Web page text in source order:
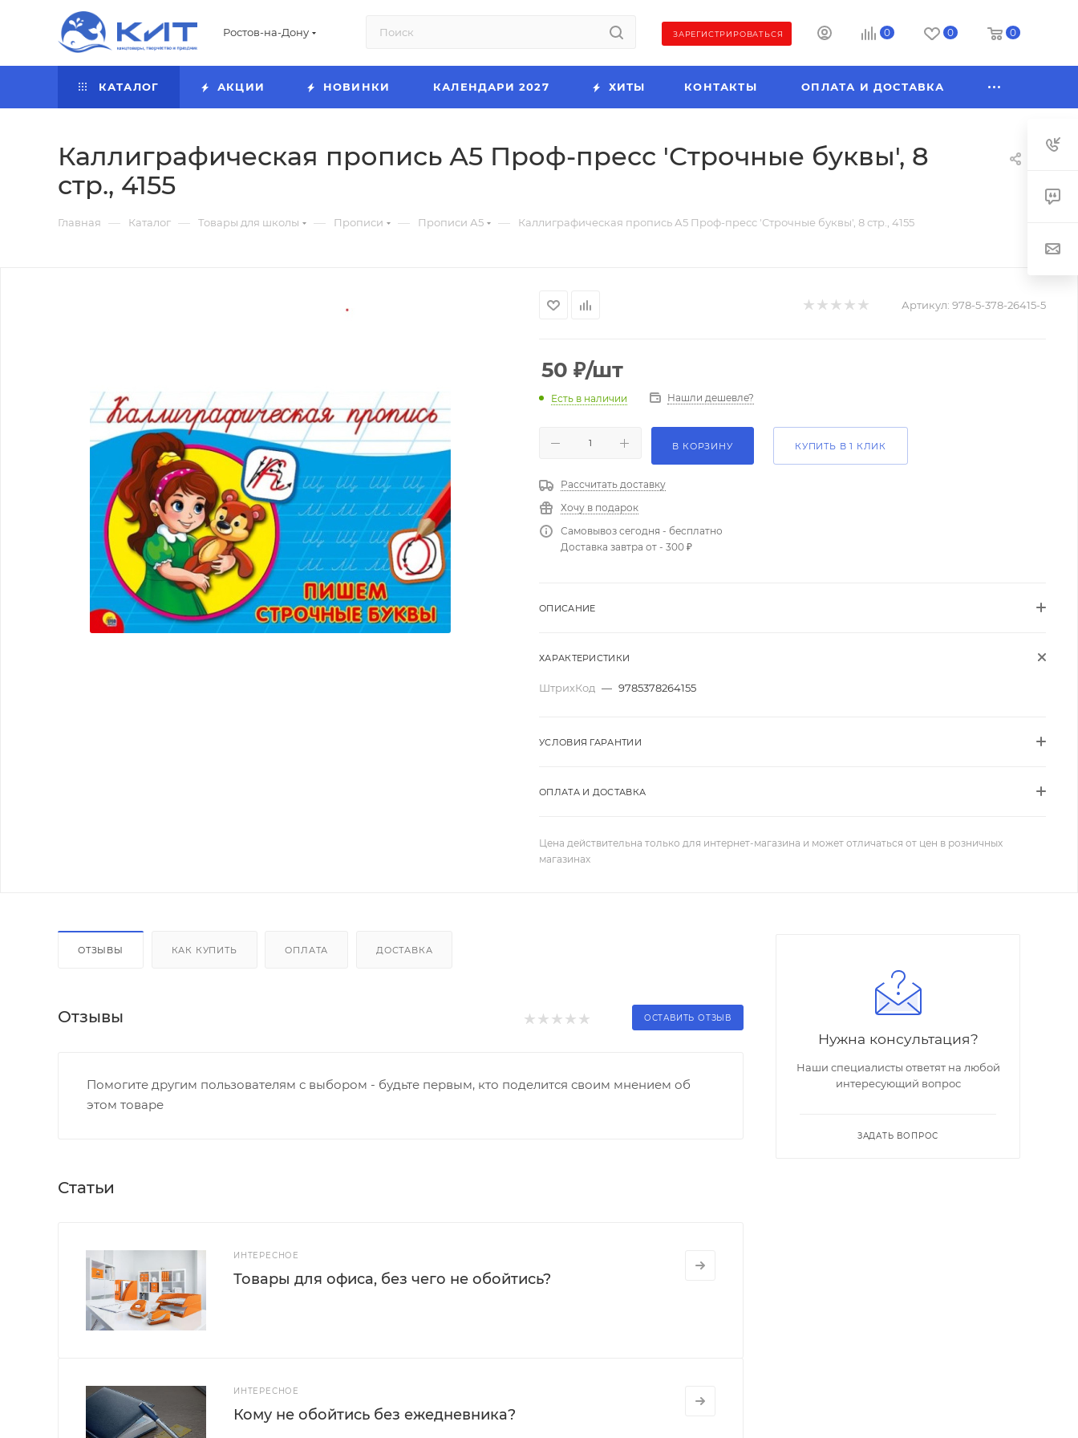
Ростов-на-Дону ЗАРЕГИСТРИРОВАТЬСЯ 0 0 0
КАТАЛОГ АКЦИИ НОВИНКИ КАЛЕНДАРИ 2027 ХИТЫ КОНТАКТЫ ОПЛАТА И ДОСТАВКА
Каллиграфическая пропись А5 Проф-пресс 'Строчные буквы', 8
стр., 4155
Главная — Каталог — Товары для школы — Прописи — Прописи А5 — Каллиграфическая пропись А5 Проф-пресс 'Строчные буквы', 8 стр., 4155
Артикул: 978-5-378-26415-5
50 ₽/шт
Есть в наличии Нашли дешевле?
В КОРЗИНУ КУПИТЬ В 1 КЛИК
Рассчитать доставку
Хочу в подарок
Самовывоз сегодня - бесплатно
Доставка завтра от - 300 ₽
ОПИСАНИЕ
ХАРАКТЕРИСТИКИ
ШтрихКод — 9785378264155
УСЛОВИЯ ГАРАНТИИ
ОПЛАТА И ДОСТАВКА
Цена действительна только для интернет-магазина и может отличаться от цен в розничных
магазинах
ОТЗЫВЫ КАК КУПИТЬ ОПЛАТА ДОСТАВКА
Отзывы ОСТАВИТЬ ОТЗЫВ
Помогите другим пользователям с выбором - будьте первым, кто поделится своим мнением об
этом товаре
Статьи
ИНТЕРЕСНОЕ
Товары для офиса, без чего не обойтись?
ИНТЕРЕСНОЕ
Кому не обойтись без ежедневника?
Нужна консультация?
Наши специалисты ответят на любой
интересующий вопрос
ЗАДАТЬ ВОПРОС